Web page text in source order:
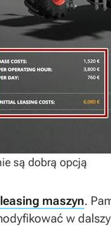
są dobrą opcją
leasing maszyn.
w